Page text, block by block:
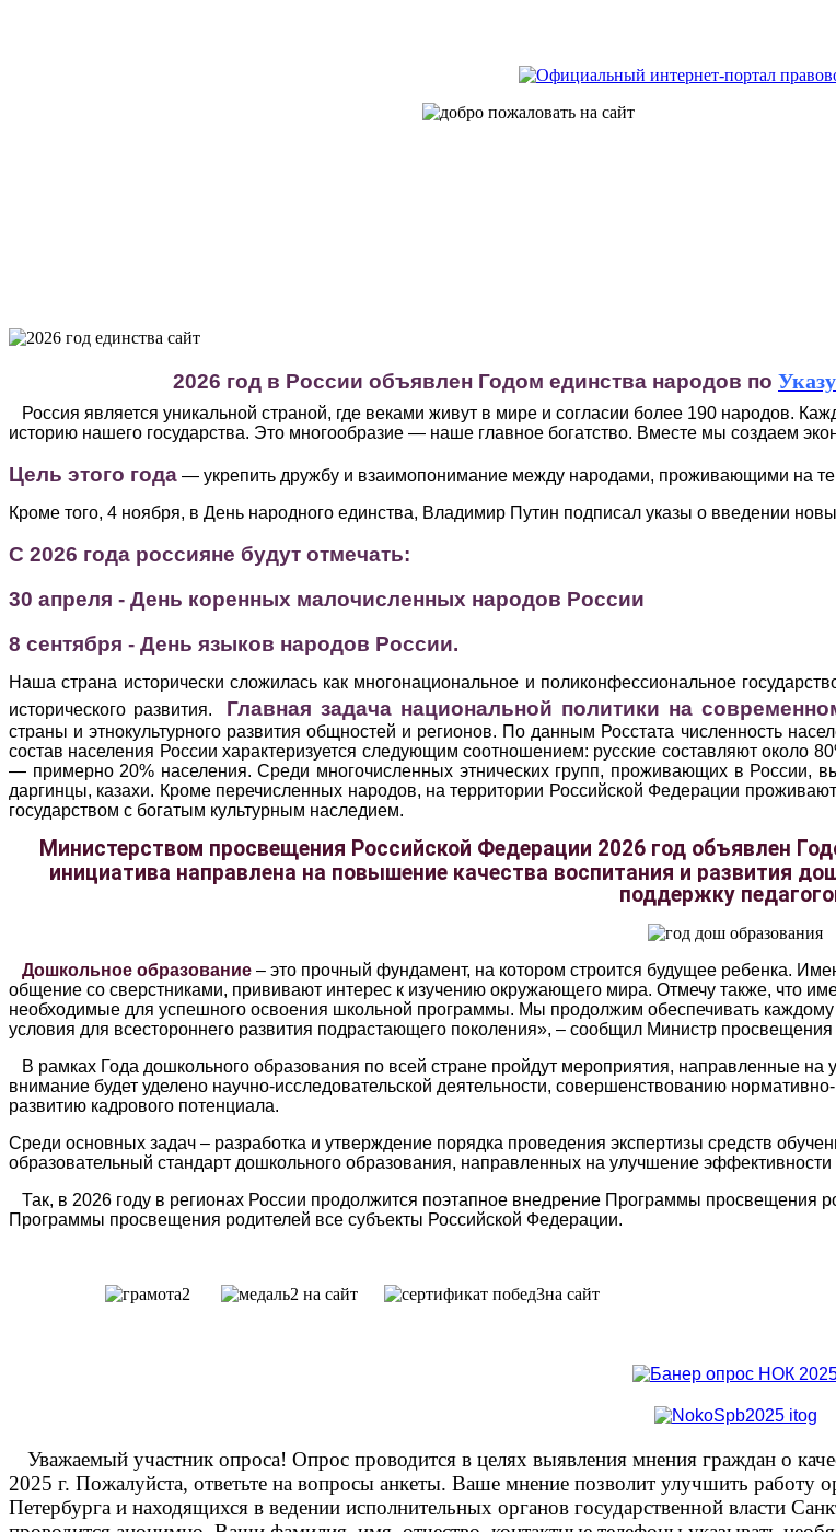
2026 год в России объявлен Годом единства народов по
Россия является уникальной страной, где веками живут в мире и согласии более 190 народов.
историю нашего государства. Это многообразие — наше главное богатство. Вместе мы создаем
Цель этого года — укрепить дружбу и взаимопонимание между народами, проживающими на
Кроме того, 4 ноября, в День народного единства, Владимир Путин подписал указы о введении
С 2026 года россияне будут отмечать:
30 апреля - День коренных малочисленных народов России
8 сентября - День языков народов России.
Наша страна исторически сложилась как многонациональное и поликонфессиональное
исторического развития.
Главная задача национальной политики на
страны и этнокультурного развития общностей и регионов. По данным Росстата численность
состав населения России характеризуется следующим соотношением: русские составляют около
— примерно 20% населения. Среди многочисленных этнических групп, проживающих в России,
даргинцы, казахи. Кроме перечисленных народов, на территории Российской Федерации
государством с богатым культурным наследием.
Министерством просвещения Российской Федерации 2026 год объявлен
инициатива направлена на повышение качества воспитания и развития
поддержку
Дошкольное образование – это прочный фундамент, на котором строится будущее ребенка.
общение со сверстниками, прививают интерес к изучению окружающего мира. Отмечу также, что
необходимые для успешного освоения школьной программы. Мы продолжим обеспечивать каждому
условия для всестороннего развития подрастающего поколения», – сообщил Министр
В рамках Года дошкольного образования по всей стране пройдут мероприятия, направленные
внимание будет уделено научно-исследовательской деятельности, совершенствованию
развитию кадрового потенциала.
Среди основных задач – разработка и утверждение порядка проведения экспертизы средств
образовательный стандарт дошкольного образования, направленных на улучшение эффективности
Так, в 2026 году в регионах России продолжится поэтапное внедрение Программы просвещения
Программы просвещения родителей все субъекты Российской Федерации.
Уважаемый участник опроса! Опрос проводится в целях выявления мнения граждан о
2025 г. Пожалуйста, ответьте на вопросы анкеты. Ваше мнение позволит улучшить работу
Петербурга и находящихся в ведении исполнительных органов государственной власти